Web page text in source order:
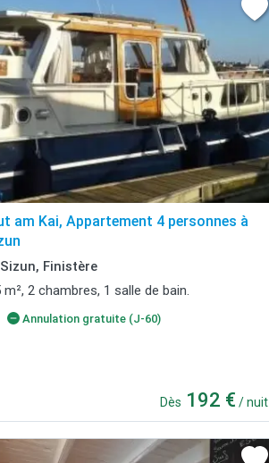
am Kai, Appartement 4 personnes à
Finistère
2 chambres, 1 salle de bain.
Annulation gratuite (J-60)
Dès 192 € / nuit